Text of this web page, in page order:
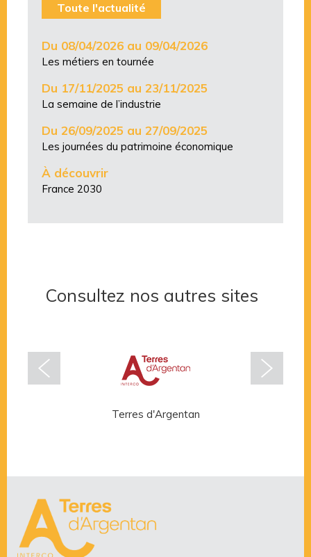
Toute l'actualité
Du 08/04/2026 au 09/04/2026
Les métiers en tournée
Du 17/11/2025 au 23/11/2025
La semaine de l’industrie
Du 26/09/2025 au 27/09/2025
Les journées du patrimoine économique
À découvrir
France 2030
Consultez nos autres sites
Terres d'Argentan